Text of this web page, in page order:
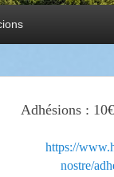
Adhésions :
https://
nostre/